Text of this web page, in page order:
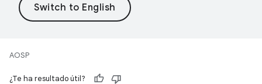
AOSP
¿Te ha resultado útil?